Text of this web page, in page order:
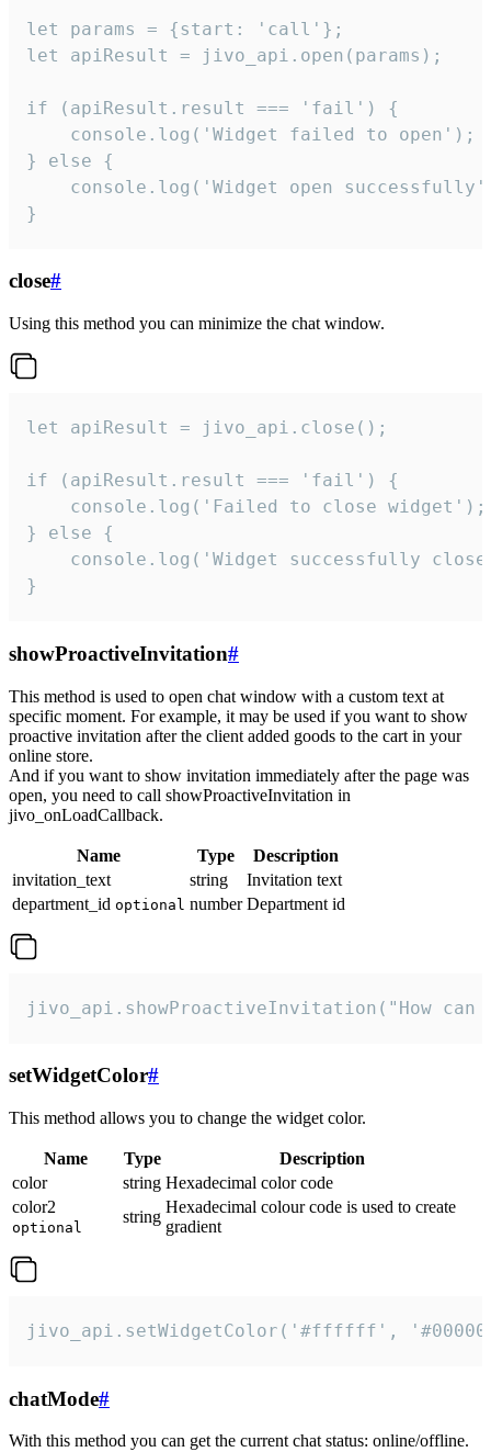
let params = {start: 'call'};
let apiResult = jivo_api.open(params);
if (apiResult.result === 'fail') {
    console.log('Widget failed to open');
} else {
console.log('Widget open
}
close#
Using this method you can minimize the chat window.
let apiResult = jivo_api.close();
if (apiResult.result === 'fail') {
    console.log('Failed to close widget');
} else {
console.log('Widget successfully
}
showProactiveInvitation#
This method is used to open chat window with a custom text at
specific moment. For example, it may be used if you want to show
proactive invitation after the client added goods to the cart in your
online store.
And if you want to show invitation immediately after the page was
open, you need to call showProactiveInvitation in
jivo_onLoadCallback.
Name Type
Description
invitation_text
string
Invitation text
department_id optional number Department id
jivo_api.showProactiveInvitation("How
setWidgetColor#
This method allows you to change the widget color.
Name Type
Description
color
string Hexadecimal color code
color2
optional
string
Hexadecimal colour code is used to create
gradient
jivo_api.setWidgetColor('#ffffff',
chatMode#
With this method you can get the current chat status: online/offline.